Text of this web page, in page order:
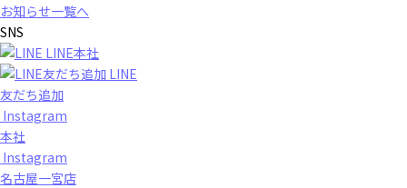
お知らせ一覧へ
SNS
LINE本社
LINE
友だち追加
Instagram
本社
Instagram
名古屋一宮店